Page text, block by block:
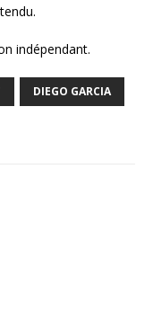
indépendant.
DIEGO GARCIA